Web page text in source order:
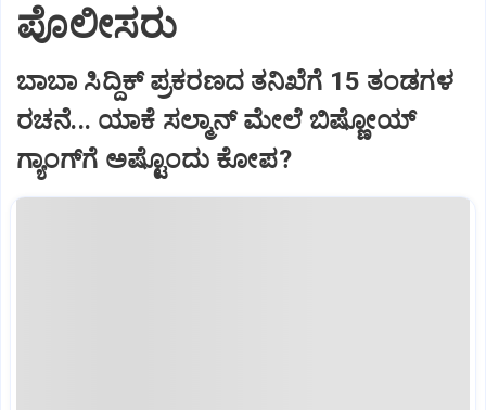
ಪೊಲೀಸರು
ಬಾಬಾ ಸಿದ್ದಿಕ್‌ ಪ್ರಕರಣದ ತನಿಖೆಗೆ 15 ತಂಡಗಳ
ರಚನೆ... ಯಾಕೆ ಸಲ್ಮಾನ್ ಮೇಲೆ ಬಿಷ್ಣೋಯ್
ಗ್ಯಾಂಗ್‌ಗೆ ಅಷ್ಟೊಂದು ಕೋಪ?